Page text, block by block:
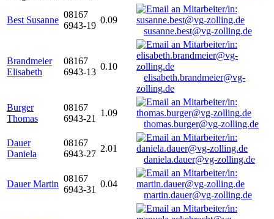
Best Susanne
08167
6943-19
0.09
susanne.best@vg-zolling.de
Brandmeier
Elisabeth
08167
6943-13
0.10
elisabeth.brandmeier@vg-
zolling.de
Burger
Thomas
08167
6943-21
1.09
thomas.burger@vg-zolling.de
Dauer
Daniela
08167
6943-27
2.01
daniela.dauer@vg-zolling.de
Dauer Martin
08167
6943-31
0.04
martin.dauer@vg-zolling.de